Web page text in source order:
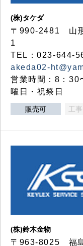
(株)タケダ
〒990-2481 山
1
TEL：023-644-
akeda02-
営業時間：8：30
曜日・祝祭日
販売可 工
(株)鈴木金物
〒963-8025 福